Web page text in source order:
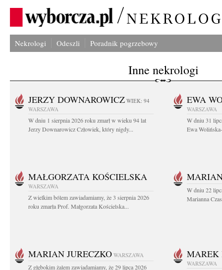
Nekrologi Odeszli Poradnik pogrzebowy
Inne nekrologi
JERZY DOWNAROWICZ WIEK: 94
WARSZAWA
W dniu 1 sierpnia 2026 roku zmarł w wieku 94 lat
Jerzy Downarowicz Człowiek, który nigdy...
EWA
WARSZAWA
W dniu 31
Ewa
MAŁGORZATA KOŚCIELSKA
WARSZAWA
Z wielkim bólem zawiadamiamy, że 3 sierpnia 2026
roku zmarła Prof. Małgorzata Kościelska...
W dniu 22
Marianna
MARIAN JURECZKO WARSZAWA
Z głębokim żalem zawiadamiamy, że 29 lipca 2026
MAREK
WARSZAWA